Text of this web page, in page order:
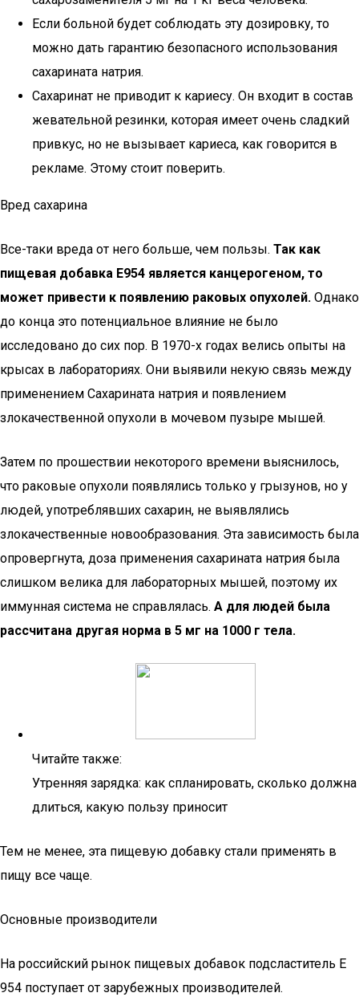
Если больной будет соблюдать эту дозировку, то
можно дать гарантию безопасного использования
сахарината натрия.
Сахаринат не приводит к кариесу. Он входит в состав
жевательной резинки, которая имеет очень сладкий
привкус, но не вызывает кариеса, как говорится в
рекламе. Этому стоит поверить.
Вред сахарина
Все-таки вреда от него больше, чем пользы. Так как
пищевая добавка Е954 является канцерогеном, то
может привести к появлению раковых опухолей. Однако
до конца это потенциальное влияние не было
исследовано до сих пор. В 1970-х годах велись опыты на
крысах в лабораториях. Они выявили некую связь между
применением Сахарината натрия и появлением
злокачественной опухоли в мочевом пузыре мышей.
Затем по прошествии некоторого времени выяснилось,
что раковые опухоли появлялись только у грызунов, но у
людей, употреблявших сахарин, не выявлялись
злокачественные новообразования. Эта зависимость была
опровергнута, доза применения сахарината натрия была
слишком велика для лабораторных мышей, поэтому их
иммунная система не справлялась. А для людей была
рассчитана другая норма в 5 мг на 1000 г тела.
Читайте также:
Утренняя зарядка: как спланировать, сколько должна
длиться, какую пользу приносит
Тем не менее, эта пищевую добавку стали применять в
пищу все чаще.
Основные производители
На российский рынок пищевых добавок подсластитель E
954 поступает от зарубежных производителей.